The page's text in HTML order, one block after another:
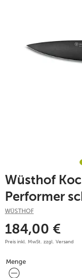
Wüsthof
Performer
WÜSTHOF
184,00 €
Preis inkl. MwSt. zzgl. Versand
Menge
Menge